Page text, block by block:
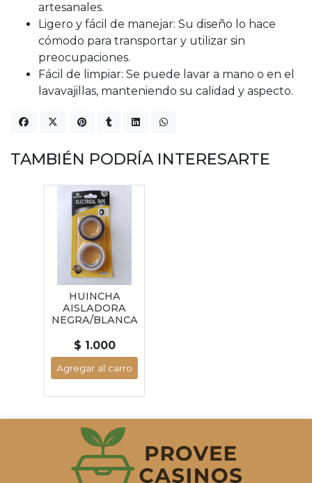
artesanales.
Ligero y fácil de manejar: Su diseño lo hace
cómodo para transportar y utilizar sin
preocupaciones.
Fácil de limpiar: Se puede lavar a mano o en el
lavavajillas, manteniendo su calidad y aspecto.
TAMBIÉN PODRÍA INTERESARTE
HUINCHA
AISLADORA
NEGRA/BLANCA
$ 1.000
Agregar al carro